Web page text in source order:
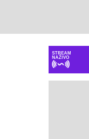
STREAM
NAŽIVO